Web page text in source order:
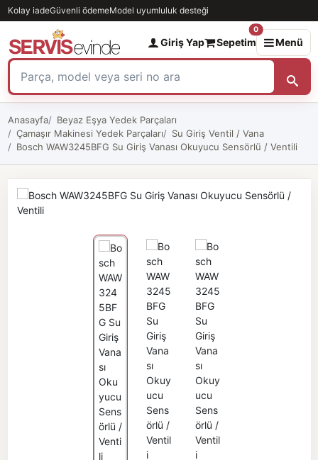
Kolay iadeGüvenli ödemeModel uyumluluk desteği
Giriş Yap Sepetim
0
Menü
Anasayfa
Beyaz Eşya Yedek Parçaları
Çamaşır Makinesi Yedek Parçaları
Su Giriş Ventil / Vana
Bosch WAW3245BFG Su Giriş Vanası Okuyucu Sensörlü / Ventili